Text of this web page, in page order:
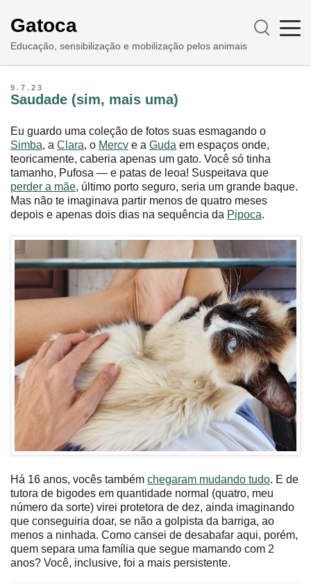
Gatoca
Educação, sensibilização e mobilização pelos animais
9.7.23
Saudade (sim, mais uma)
Eu guardo uma coleção de fotos suas esmagando o
Simba, a Clara, o Mercv e a Guda em espaços onde,
teoricamente, caberia apenas um gato. Você só tinha
tamanho, Pufosa — e patas de leoa! Suspeitava que
perder a mãe, último porto seguro, seria um grande baque.
Mas não te imaginava partir menos de quatro meses
depois e apenas dois dias na sequência da Pipoca.
Há 16 anos, vocês também chegaram mudando tudo. E de
tutora de bigodes em quantidade normal (quatro, meu
número da sorte) virei protetora de dez, ainda imaginando
que conseguiria doar, se não a golpista da barriga, ao
menos a ninhada. Como cansei de desabafar aqui, porém,
quem separa uma família que segue mamando com 2
anos? Você, inclusive, foi a mais persistente.